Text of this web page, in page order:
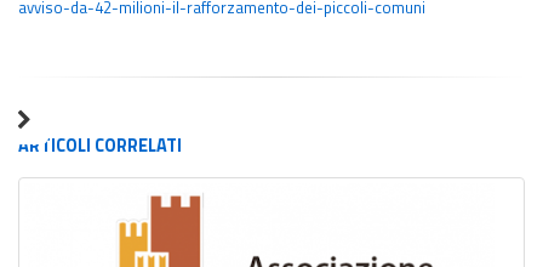
avviso-da-42-milioni-il-rafforzamento-dei-piccoli-comuni
ARTICOLI CORRELATI